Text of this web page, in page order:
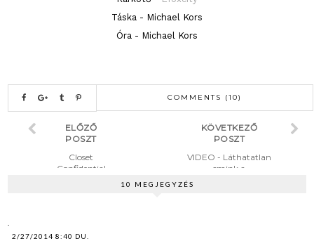
Táska - Michael Kors
Óra - Michael Kors
COMMENTS (10)
KÖVETKEZŐ
POSZT
VIDEO - Láthatatlan
smink a
ELŐZŐ
POSZT
Closet
Confidential
10 MEGJEGYZÉS
2/27/2014 8:40 DU.